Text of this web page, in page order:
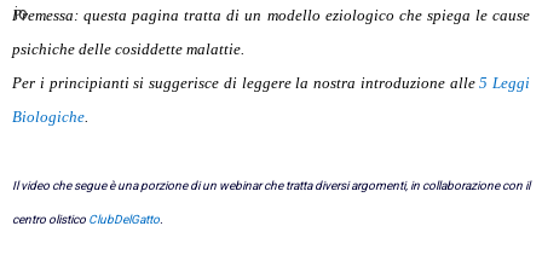
Premessa: questa pagina tratta di un modello eziologico che spiega le cause
psichiche delle cosiddette malattie.
Per i principianti si suggerisce di leggere la nostra introduzione alle5 Leggi
Biologiche.
Il video che segue è una porzione di un webinar che tratta diversi argomenti, in collaborazione con il
centro olistico ClubDelGatto.